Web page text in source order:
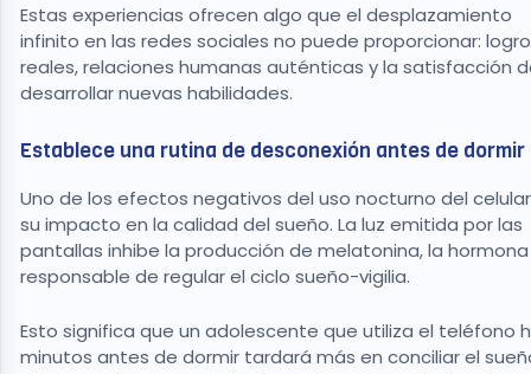
Estas experiencias ofrecen algo que el desplazamiento
infinito en las redes sociales no puede proporcionar:
reales, relaciones humanas auténticas y la satisfacción
desarrollar nuevas habilidades.
Establece una rutina de desconexión antes de dormir
Uno de los efectos negativos del uso nocturno del
su impacto en la calidad del sueño. La luz emitida por las
pantallas inhibe la producción de melatonina, la hormona
responsable de regular el ciclo sueño-vigilia.
Esto significa que un adolescente que utiliza el teléfono
minutos antes de dormir tardará más en conciliar el